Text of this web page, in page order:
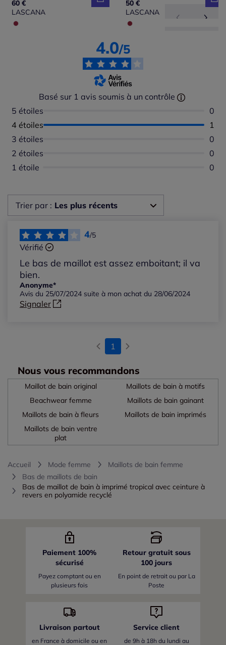
60 €
LASCANA
50 €
LASCANA
4.0/5
Basé sur 1 avis soumis à un contrôle
5 étoiles
0
4 étoiles
1
3 étoiles
0
2 étoiles
0
1 étoile
0
Trier par : Les plus récents
Les plus récents
Les plus anciens
Notes les plus élevées
4/5
Vérifié
Le bas de maillot est assez emboitant; il va
bien.
Anonyme*
Avis du 25/07/2024 suite à mon achat du 28/06/2024
Signaler
1
Nous vous recommandons
Maillot de bain original
Beachwear femme
Maillots de bain à motifs
Maillots de bain gainant
Maillots de bain à fleurs
Maillots de bain ventre
plat
Maillots de bain imprimés
Accueil Mode femme
Maillots de bain femme
Bas de maillots de bain
Bas de maillot de bain à imprimé tropical avec ceinture à
revers en polyamide recyclé
Paiement 100%
sécurisé
Payez comptant ou en
plusieurs fois
Retour gratuit sous
100 jours
En point de retrait ou par La
Poste
Livraison partout
en France à domicile ou en
Service client
de 9h à 18h du lundi au